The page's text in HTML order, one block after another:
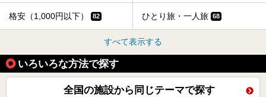
格安（1,000円以下） 82 ひとり旅・一人旅 68
すべて表示する
いろいろな方法で探す
全国の施設から同じテーマで探す